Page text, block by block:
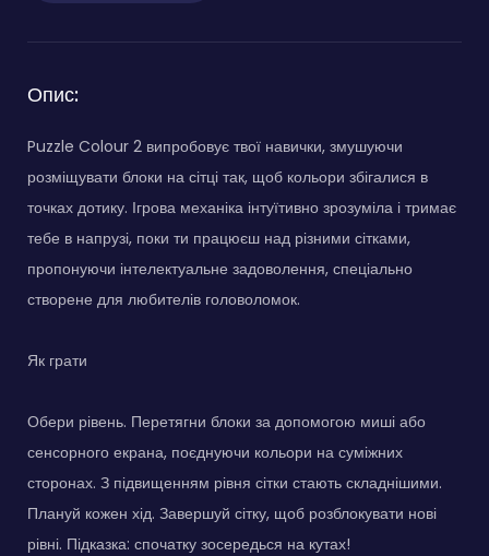
Опис:
Puzzle Colour 2 випробовує твої навички, змушуючи
розміщувати блоки на сітці так, щоб кольори збігалися в
точках дотику. Ігрова механіка інтуїтивно зрозуміла і тримає
тебе в напрузі, поки ти працюєш над різними сітками,
пропонуючи інтелектуальне задоволення, спеціально
створене для любителів головоломок.
Як грати
Обери рівень. Перетягни блоки за допомогою миші або
сенсорного екрана, поєднуючи кольори на суміжних
сторонах. З підвищенням рівня сітки стають складнішими.
Плануй кожен хід. Завершуй сітку, щоб розблокувати нові
рівні. Підказка: спочатку зосередься на кутах!